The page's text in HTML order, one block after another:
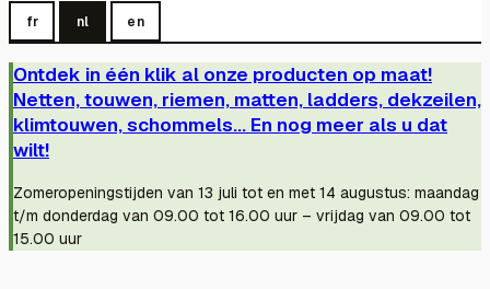
fr nl en
Ontdek in één klik al onze producten op maat!
Netten, touwen, riemen, matten, ladders, dekzeilen,
klimtouwen, schommels... En nog meer als u dat
wilt!
Zomeropeningstijden van 13 juli tot en met 14 augustus: maandag
t/m donderdag van 09.00 tot 16.00 uur – vrijdag van 09.00 tot
15.00 uur